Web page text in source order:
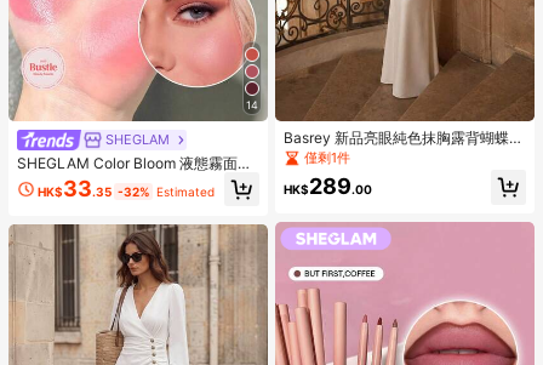
14
SHEGLAM
SHEGLAM Color Bloom 液態霧面腮
紅-Love Cake 品牌美妝化妝品 適合
女士與女孩
HK$33.35 -32% Estimated
Basrey 新品亮眼純色抹胸露背蝴蝶結
雞尾酒洋裝，優雅修身女款正式禮
服，適合派對、婚禮、秋季
僅剩1件
HK$289.00